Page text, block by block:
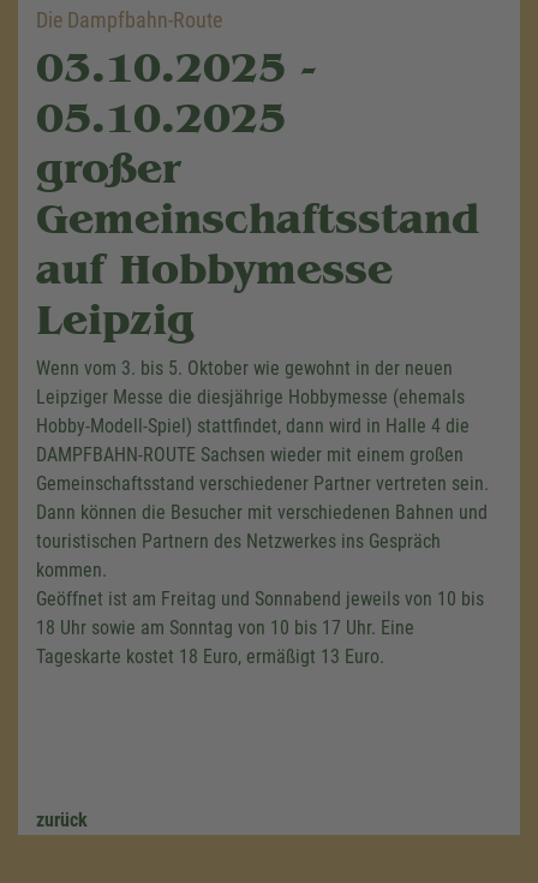
Die Dampfbahn-Route
03.10.2025 -
05.10.2025
großer
Gemeinschaftsstand
auf Hobbymesse
Leipzig
Wenn vom 3. bis 5. Oktober wie gewohnt in der neuen
Leipziger Messe die diesjährige Hobbymesse (ehemals
Hobby-Modell-Spiel) stattfindet, dann wird in Halle 4 die
DAMPFBAHN-ROUTE Sachsen wieder mit einem großen
Gemeinschaftsstand verschiedener Partner vertreten sein.
Dann können die Besucher mit verschiedenen Bahnen und
touristischen Partnern des Netzwerkes ins Gespräch
kommen.
Geöffnet ist am Freitag und Sonnabend jeweils von 10 bis
18 Uhr sowie am Sonntag von 10 bis 17 Uhr. Eine
Tageskarte kostet 18 Euro, ermäßigt 13 Euro.
zurück